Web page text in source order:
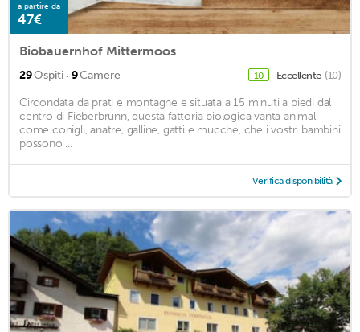
a partire da
47€
Biobauernhof Mittermoos
29Ospiti · 9Camere 10 Eccellente (10)
Circondata da prati e montagne e situata a 15 minuti a piedi dal
centro di Fieberbrunn, questa fattoria biologica vanta animali
come conigli, anatre, galline, gatti e mucche, che i vostri bambini
possono ...
Verifica disponibilità